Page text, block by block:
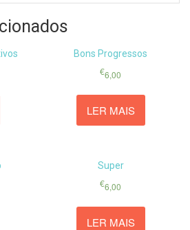
Bons Progressos
€6,00
LER MAIS
Super
€6,00
LER MAIS